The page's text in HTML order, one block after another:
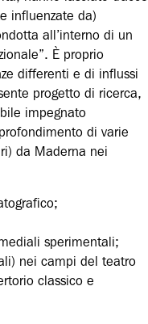
influenzate da)
all’interno di un
È proprio
differenti e di influssi
progetto di ricerca,
impegnato
di varie
da Maderna nei
sperimentali;
nei campi del teatro
classico e